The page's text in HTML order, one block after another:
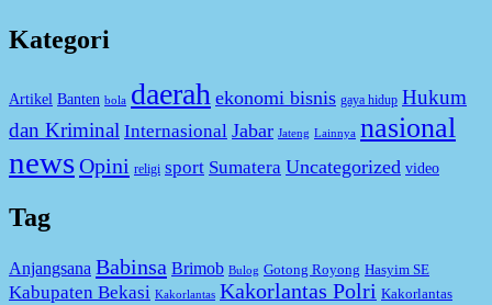
Kategori
Artikel Banten bola daerah ekonomi bisnis gaya hidup Hukum
dan Kriminal Internasional Jabar Jateng Lainnya nasional
newsOpini religi sport Sumatera Uncategorized video
Tag
Anjangsana Babinsa Brimob Bulog Gotong Royong Hasyim SE
Kabupaten Bekasi Kakorlantas Kakorlantas Polri Kakorlantas